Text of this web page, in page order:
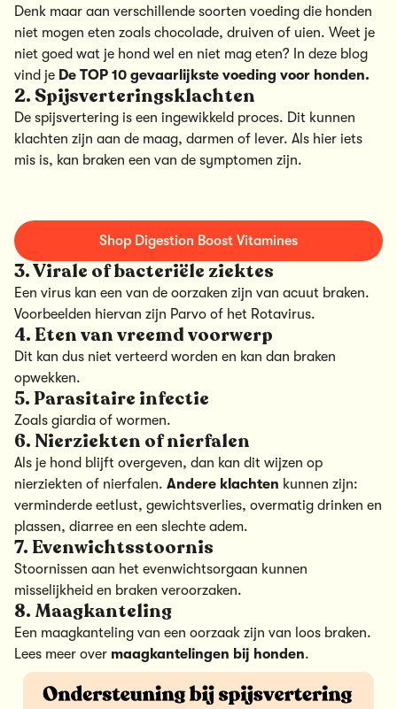
Denk maar aan verschillende soorten voeding die honden
niet mogen eten zoals chocolade, druiven of uien. Weet je
niet goed wat je hond wel en niet mag eten? In deze blog
vind je De TOP 10 gevaarlijkste voeding voor honden.
2. Spijsverteringsklachten
De spijsvertering is een ingewikkeld proces. Dit kunnen
klachten zijn aan de maag, darmen of lever. Als hier iets
mis is, kan braken een van de symptomen zijn.
Shop Digestion Boost Vitamines
3. Virale of bacteriële ziektes
Een virus kan een van de oorzaken zijn van acuut braken.
Voorbeelden hiervan zijn Parvo of het Rotavirus.
4. Eten van vreemd voorwerp
Dit kan dus niet verteerd worden en kan dan braken
opwekken.
5. Parasitaire infectie
Zoals giardia of wormen.
6. Nierziekten of nierfalen
Als je hond blijft overgeven, dan kan dit wijzen op
nierziekten of nierfalen. Andere klachten kunnen zijn:
verminderde eetlust, gewichtsverlies, overmatig drinken en
plassen, diarree en een slechte adem.
7. Evenwichtsstoornis
Stoornissen aan het evenwichtsorgaan kunnen
misselijkheid en braken veroorzaken.
8. Maagkanteling
Een maagkanteling van een oorzaak zijn van loos braken.
Lees meer over maagkantelingen bij honden.